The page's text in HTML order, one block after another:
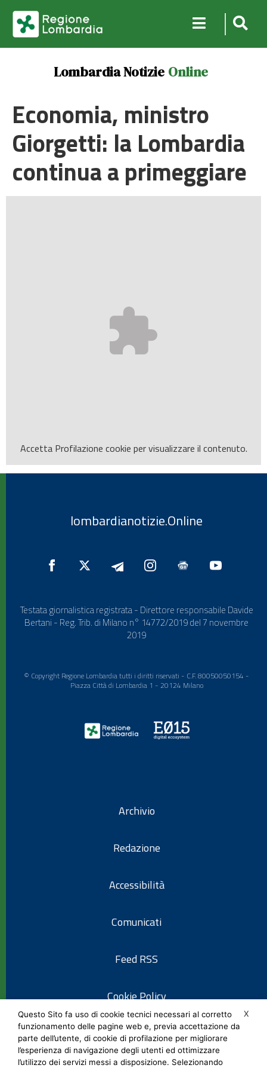
Lombardia Notizie Online
Economia, ministro
Giorgetti: la Lombardia
continua a primeggiare
Accetta Profilazione cookie per visualizzare il contenuto.
lombardianotizie.Online
Testata giornalistica registrata - Direttore responsabile Davide
Bertani - Reg. Trib. di Milano n° 14772/2019 del 7 novembre
2019
© Copyright Regione Lombardia tutti i diritti riservati - C.F. 80050050154 -
Piazza Città di Lombardia 1 - 20124 Milano
Archivio
Redazione
Accessibilità
Comunicati
Feed RSS
Cookie Policy
Informativa privacy
X
Questo Sito fa uso di cookie tecnici necessari al corretto
funzionamento delle pagine web e, previa accettazione da
parte dell’utente, di cookie di profilazione per migliorare
l’esperienza di navigazione degli utenti ed ottimizzare
l’utilizzo dei servizi messi a disposizione. Selezionando